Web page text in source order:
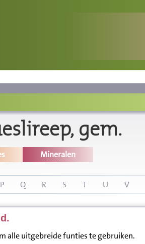
gem.
Mineralen
P Q R S T U V
alle uitgebreide funties te gebruiken.